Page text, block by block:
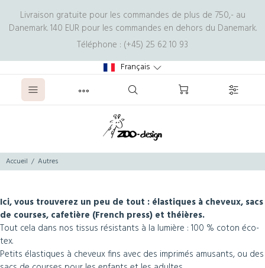
Livraison gratuite pour les commandes de plus de 750,- au
Danemark. 140 EUR pour les commandes en dehors du Danemark.
Téléphone : (+45) 25 62 10 93
Français
Accueil Autres
Ici, vous trouverez un peu de tout : élastiques à cheveux, sacs
de courses, cafetière (French press) et théières.
Tout cela dans nos tissus résistants à la lumière : 100 % coton éco-
tex.
Petits élastiques à cheveux fins avec des imprimés amusants, ou des